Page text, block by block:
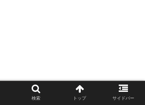
社高校 甲子園2回戦敗退＆高野連
の寄付金18億円？？
検索 トップ サイドバー